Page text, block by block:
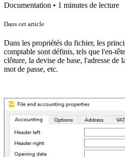
Documentation • 1 minutes de lecture
Dans cet article
Dans les propriétés du fichier, les
comptable sont définis, tels que l'en-
clôture, la devise de base, l'adresse de
mot de passe, etc.